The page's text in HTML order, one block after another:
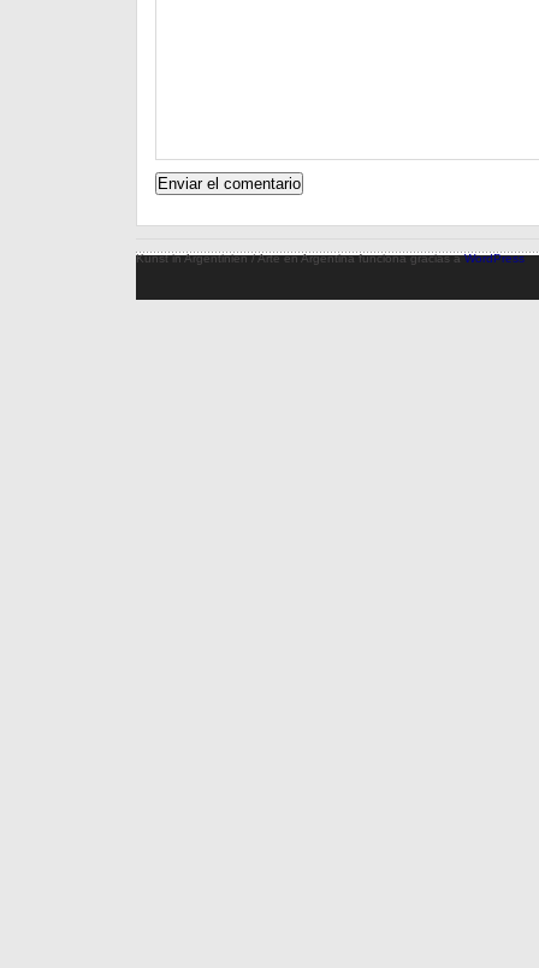
Kunst in Argentinien / Arte en Argentina funciona gracias aWordPress